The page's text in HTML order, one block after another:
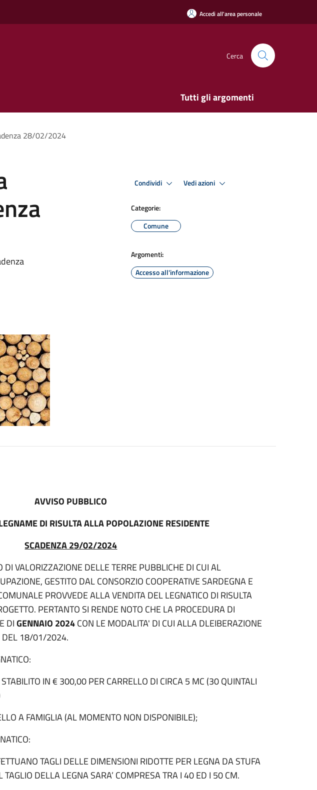
Accedi all'area personale
Cerca
Tutti gli argomenti
28/02/2024
Condividi Vedi azioni
Categorie:
Comune
Argomenti:
Accesso all'informazione
AVVISO PUBBLICO
DI RISULTA ALLA POPOLAZIONE RESIDENTE
SCADENZA 29/02/2024
DI VALORIZZAZIONE DELLE TERRE PUBBLICHE DI CUI AL
GESTITO DAL CONSORZIO COOPERATIVE SARDEGNA E
PROVVEDE ALLA VENDITA DEL LEGNATICO DI RISULTA
PERTANTO SI RENDE NOTO CHE LA PROCEDURA DI
DIGENNAIO 2024CON LE MODALITA' DI CUI ALLA DLEIBERAZIONE
DEL 18/01/2024.
IN € 300,00 PER CARRELLO DI CIRCA 5 MC (30 QUINTALI
A FAMIGLIA (AL MOMENTO NON DISPONIBILE);
TAGLI DELLE DIMENSIONI RIDOTTE PER LEGNA DA STUFA
DELLA LEGNA SARA’ COMPRESA TRA I 40 ED I 50 CM.